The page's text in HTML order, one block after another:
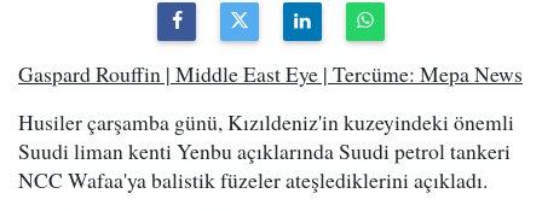
Gaspard Rouffin | Middle East Eye | Tercüme: Mepa News
Husiler çarşamba günü, Kızıldeniz'in kuzeyindeki önemli
Suudi liman kenti Yenbu açıklarında Suudi petrol tankeri
NCC Wafaa'ya balistik füzeler ateşlediklerini açıkladı.